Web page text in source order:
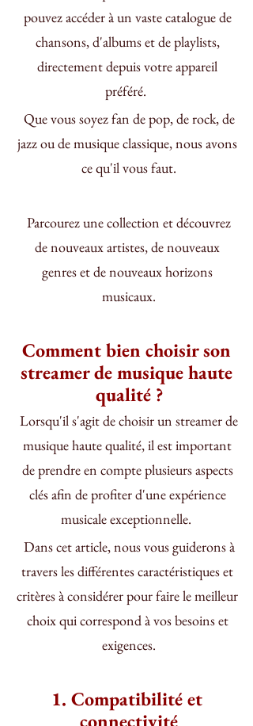
pouvez accéder à un vaste catalogue de
chansons, d'albums et de playlists,
directement depuis votre appareil
préféré.
jazz ou de musique classique, nous avons
ce qu'il vous faut.
de nouveaux artistes, de nouveaux
genres et de nouveaux horizons
musicaux.
Comment bien choisir son
streamer de musique haute
qualité ?
musique haute qualité, il est important
de prendre en compte plusieurs aspects
clés afin de profiter d'une expérience
musicale exceptionnelle.
travers les différentes caractéristiques et
critères à considérer pour faire le meilleur
choix qui correspond à vos besoins et
exigences.
1. Compatibilité et
connectivité